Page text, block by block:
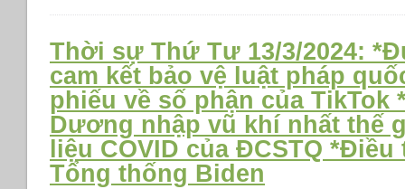
CỘNG
ĐỒNG
NVQG
PHILADELPHIA
VÀ
PHỤ
CẬN
Thời sự Thứ Tư 13/3/2024:
cam kết bảo vệ luật pháp
phiếu về số phận của TikTok
Dương nhập vũ khí nhất thế
liệu COVID của ĐCSTQ
Tổng thống Biden